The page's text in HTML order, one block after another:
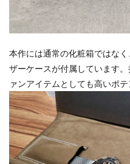
本作には通常の化粧箱ではな
ザーケースが付属しています
ァンアイテムとしても高いポ